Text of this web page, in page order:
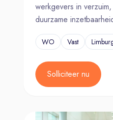
werkgevers in
duurzame
WO Vast
Solliciteer nu